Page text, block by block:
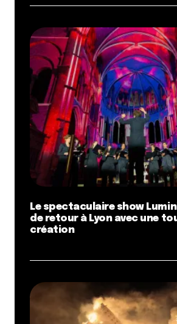
Le spectaculaire show
de retour à Lyon avec une
création